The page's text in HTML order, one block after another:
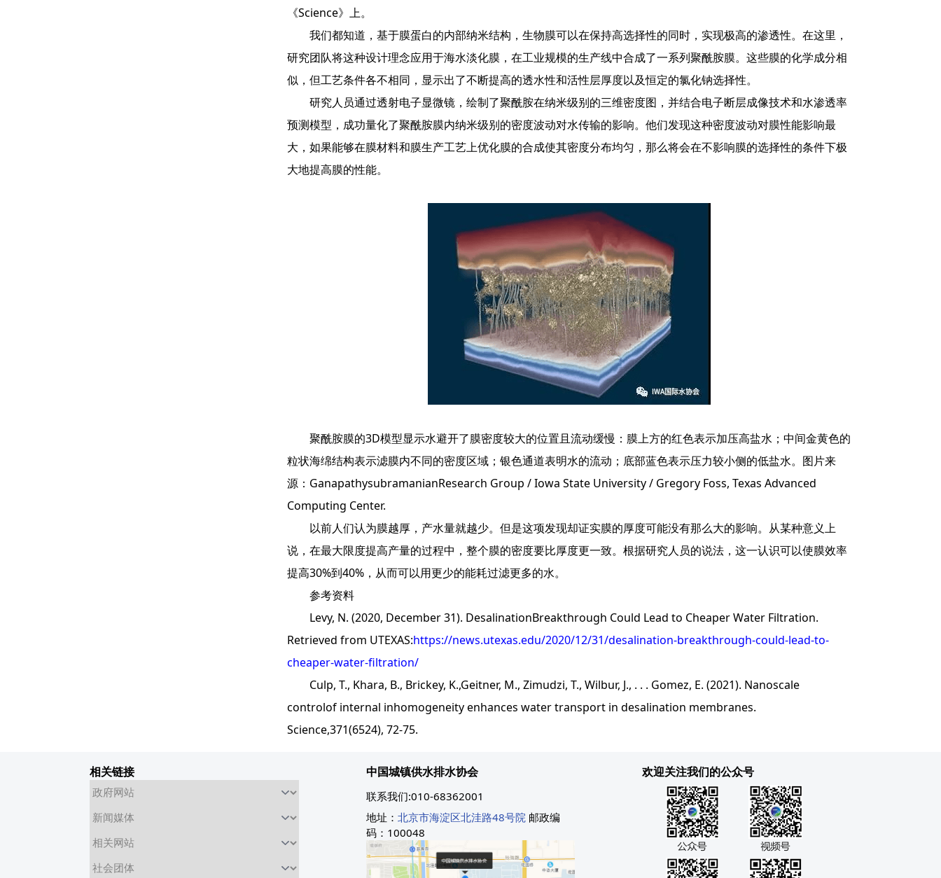
《Science》上。
我们都知道，基于膜蛋白的内部纳米结构，生物膜可以在保持高选择性的同时，实现极高的渗透性。在这里，
研究团队将这种设计理念应用于海水淡化膜，在工业规模的生产线中合成了一系列聚酰胺膜。这些膜的化学成分相
似，但工艺条件各不相同，显示出了不断提高的透水性和活性层厚度以及恒定的氯化钠选择性。
研究人员通过透射电子显微镜，绘制了聚酰胺在纳米级别的三维密度图，并结合电子断层成像技术和水渗透率
预测模型，成功量化了聚酰胺膜内纳米级别的密度波动对水传输的影响。他们发现这种密度波动对膜性能影响最
大，如果能够在膜材料和膜生产工艺上优化膜的合成使其密度分布均匀，那么将会在不影响膜的选择性的条件下极
大地提高膜的性能。
聚酰胺膜的3D模型显示水避开了膜密度较大的位置且流动缓慢：膜上方的红色表示加压高盐水；中间金黄色的
粒状海绵结构表示滤膜内不同的密度区域；银色通道表明水的流动；底部蓝色表示压力较小侧的低盐水。图片来
源：GanapathysubramanianResearch Group / Iowa State University / Gregory Foss, Texas Advanced
Computing Center.
以前人们认为膜越厚，产水量就越少。但是这项发现却证实膜的厚度可能没有那么大的影响。从某种意义上
说，在最大限度提高产量的过程中，整个膜的密度要比厚度更一致。根据研究人员的说法，这一认识可以使膜效率
提高30%到40%，从而可以用更少的能耗过滤更多的水。
参考资料
Levy, N. (2020, December 31). DesalinationBreakthrough Could Lead to Cheaper Water Filtration.
Retrieved from UTEXAS:https://news.utexas.edu/2020/12/31/desalination-breakthrough-could-lead-to-
cheaper-water-filtration/
Culp, T., Khara, B., Brickey, K.,Geitner, M., Zimudzi, T., Wilbur, J., . . . Gomez, E. (2021). Nanoscale
controlof internal inhomogeneity enhances water transport in desalination membranes.
Science,371(6524), 72-75.
相关链接 中国城镇供水排水协会
联系我们:010-68362001
地址： 北京市海淀区北洼路48号院邮政编
码：100048
欢迎关注我们的公众号